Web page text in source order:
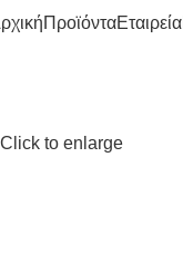
ΠροϊόνταΕταιρεία
Click to enlarge